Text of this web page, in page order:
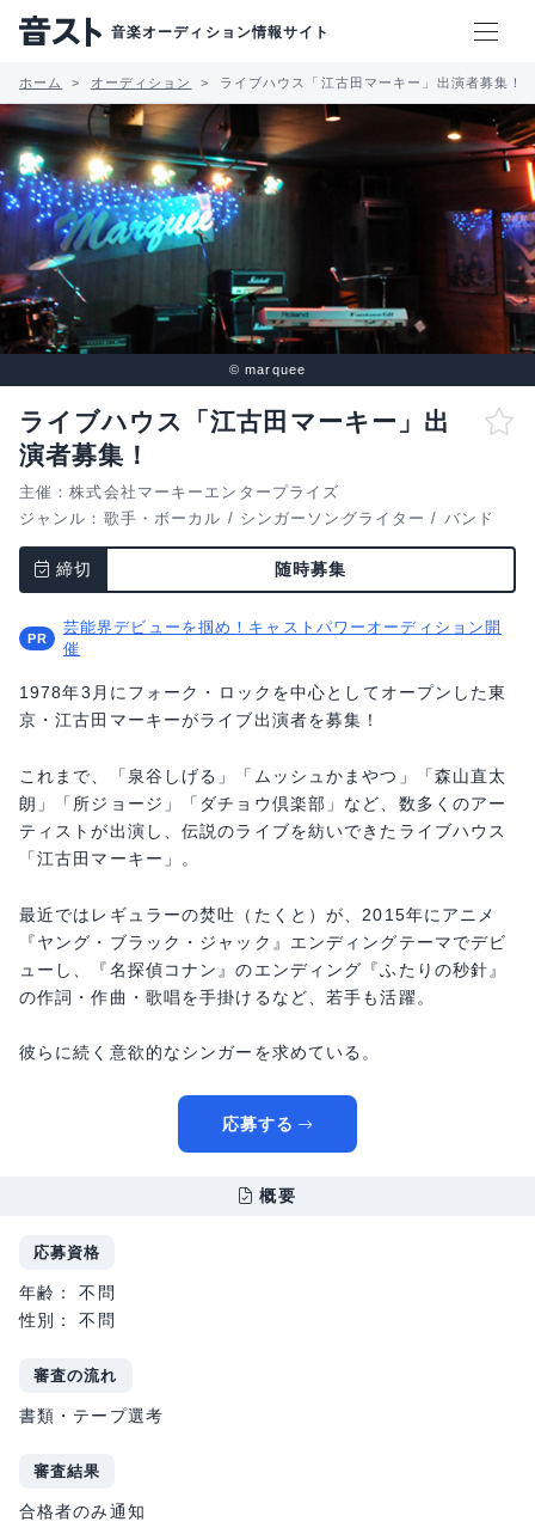
音楽オーディション情報サイト
ホーム オーディション ライブハウス「江古田マーキー」出演者募集！
© marquee
ライブハウス「江古田マーキー」出
演者募集！
主催：株式会社マーキーエンタープライズ
ジャンル： 歌手・ボーカル / シンガーソングライター / バンド
締切 随時募集
芸能界デビューを掴め！キャストパワーオーディション開
催
1978年3月にフォーク・ロックを中心としてオープンした東
京・江古田マーキーがライブ出演者を募集！
これまで、「泉谷しげる」「ムッシュかまやつ」「森山直太
朗」「所ジョージ」「ダチョウ倶楽部」など、数多くのアー
ティストが出演し、伝説のライブを紡いできたライブハウス
「江古田マーキー」。
最近ではレギュラーの焚吐（たくと）が、2015年にアニメ
『ヤング・ブラック・ジャック』エンディングテーマでデビ
ューし、『名探偵コナン』のエンディング『ふたりの秒針』
の作詞・作曲・歌唱を手掛けるなど、若手も活躍。
彼らに続く意欲的なシンガーを求めている。
応募する
概要
応募資格
年齢： 不問
性別： 不問
審査の流れ
書類・テープ選考
審査結果
合格者のみ通知